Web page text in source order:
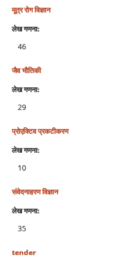
मूत्र रोग विज्ञान
लेख गणना:
46
जैव भौतिकी
लेख गणना:
29
प्रोएक्टिव प्रकटीकरण
लेख गणना:
10
संवेदनाहरण विज्ञान
लेख गणना:
35
tender